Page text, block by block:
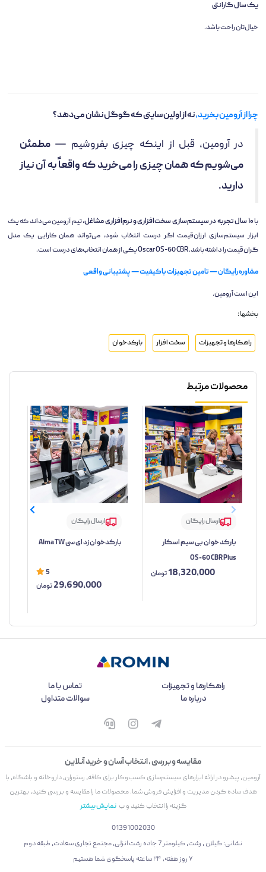
یک سال گارانتی
خیال‌تان راحت باشد.
چرا از آرومین بخرید،نه از اولین سایتی که گوگل نشان می‌دهد؟
در آرومین، قبل از اینکه چیزی بفروشیم —مطمئن
می‌شویم که همان چیزی را می‌خرید که واقعاً به آن نیاز
دارید.
با۱۰ سال تجربه در سیستم‌سازی سخت‌افزاری و نرم‌افزاری مشاغل
، تیم آرومین می‌داند که یک
ابزار سیستم‌سازی ارزان‌قیمت اگر درست انتخاب شود، می‌تواند همان کارایی یک مدل
گران‌قیمت را داشته باشد. Oscar OS-60 CBR یکی از همان انتخاب‌های درست است.
مشاوره رایگان — تامین تجهیزات باکیفیت — پشتیبانی واقعی
این است آرومین.
بخشها :
راهکارها و تجهیزات سخت افزار بارکدخوان
محصولات مرتبط
ارسال رایگان
بارکد خوان بی سیم اسکار
OS-60 CBR Plus
18,320,000تومان
ارسال رایگان
بارکدخوان زد ای سی Alma TW
5
29,690,000تومان
راهکارها و تجهیزات
تماس با ما
درباره ما
سوالات متداول
مقایسه و بررسی ، انتخاب آسان و خرید آنلاین
آرومین، پیشرو در ارائه ابزارهای سیستم‌سازی کسب‌وکار برای کافه، رستوران، داروخانه و باشگاه، با
هدف ساده کردن مدیریت و افزایش فروش شما. محصولات ما را مقایسه و بررسی کنید، بهترین
گزینه را انتخاب کنید و ب نمایش بیشتر
01391002030
نشانی: گیلان ، رشت، کیلومتر 7 جاده رشت انزلی، مجتمع تجاری سعادت، طبقه دوم
۷ روز هفته، ۲۴ ساعته پاسخگوی شما هستیم